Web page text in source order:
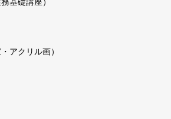
アクリル画）